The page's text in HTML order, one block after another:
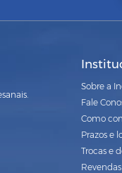
Sobre a
Fale
Como
Prazos e
Trocas e